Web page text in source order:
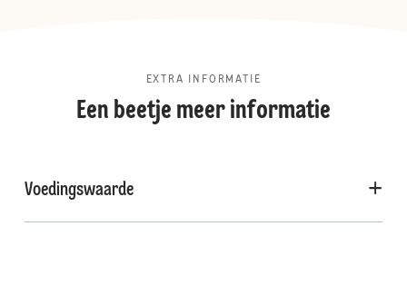
EXTRA INFORMATIE
Een beetje meer informatie
Voedingswaarde